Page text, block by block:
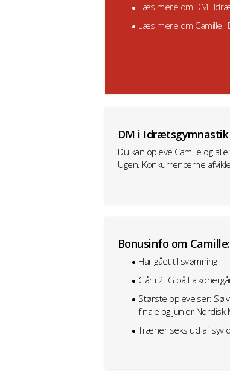
Læs mere om DM i
Læs mere om Camille i
DM i Idrætsgymnastik
Du kan opleve Camille og
Ugen. Konkurrencerne
Bonusinfo om Camille:
Har gået til svømning
Går i 2. G på
Største oplevelser:
finale og junior Nordisk
Træner seks ud af syv